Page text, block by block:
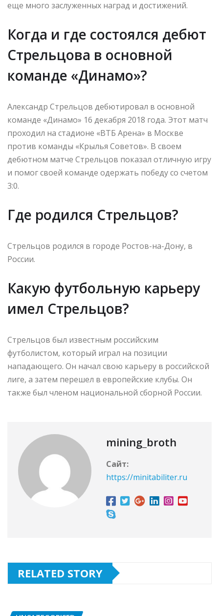
еще много заслуженных наград и достижений.
Когда и где состоялся дебют
Стрельцова в основной
команде «Динамо»?
Александр Стрельцов дебютировал в основной
команде «Динамо» 16 декабря 2018 года. Этот матч
проходил на стадионе «ВТБ Арена» в Москве
против команды «Крылья Советов». В своем
дебютном матче Стрельцов показал отличную игру
и помог своей команде одержать победу со счетом
3:0.
Где родился Стрельцов?
Стрельцов родился в городе Ростов-на-Дону, в
России.
Какую футбольную карьеру
имел Стрельцов?
Стрельцов был известным российским
футболистом, который играл на позиции
нападающего. Он начал свою карьеру в российской
лиге, а затем перешел в европейские клубы. Он
также был членом национальной сборной России.
mining_broth
Сайт:
https://minitabiliter.ru
RELATED STORY